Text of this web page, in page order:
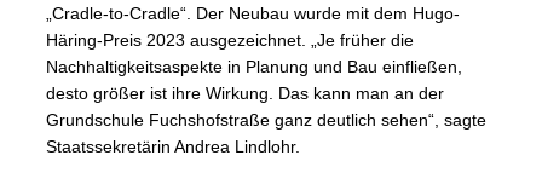
„Cradle-to-Cradle“. Der Neubau wurde mit dem Hugo-
Häring-Preis 2023 ausgezeichnet. „Je früher die
Nachhaltigkeitsaspekte in Planung und Bau einfließen,
desto größer ist ihre Wirkung. Das kann man an der
Grundschule Fuchshofstraße ganz deutlich sehen“, sagte
Staatssekretärin Andrea Lindlohr.